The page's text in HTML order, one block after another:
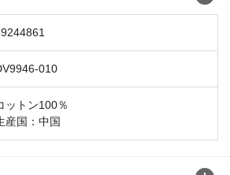
010
ットン100％
産国：中国